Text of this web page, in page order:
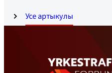
Усе артыкулы